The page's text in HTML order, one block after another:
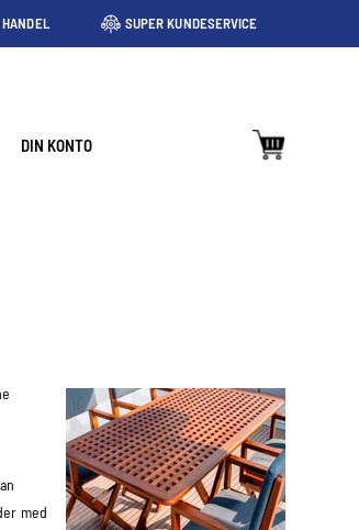
SUPER KUNDESERVICE
DIN KONTO
med